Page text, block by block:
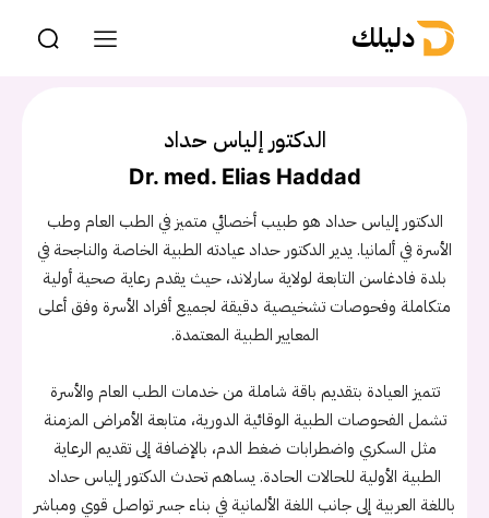
دليلك
الدكتور إلياس حداد
Dr. med. Elias Haddad
الدكتور إلياس حداد هو طبيب أخصائي متميز في الطب العام وطب
الأسرة في ألمانيا. يدير الدكتور حداد عيادته الطبية الخاصة والناجحة في
بلدة فادغاسن التابعة لولاية سارلاند، حيث يقدم رعاية صحية أولية
متكاملة وفحوصات تشخيصية دقيقة لجميع أفراد الأسرة وفق أعلى
المعايير الطبية المعتمدة.
تتميز العيادة بتقديم باقة شاملة من خدمات الطب العام والأسرة
تشمل الفحوصات الطبية الوقائية الدورية، متابعة الأمراض المزمنة
مثل السكري واضطرابات ضغط الدم، بالإضافة إلى تقديم الرعاية
الطبية الأولية للحالات الحادة. يساهم تحدث الدكتور إلياس حداد
باللغة العربية إلى جانب اللغة الألمانية في بناء جسر تواصل قوي ومباشر